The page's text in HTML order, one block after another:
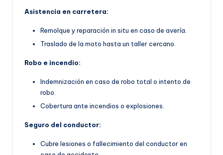
Asistencia en carretera:
Remolque y reparación in situ en caso de avería.
Traslado de la moto hasta un taller cercano.
Robo e incendio:
Indemnización en caso de robo total o intento de
robo.
Cobertura ante incendios o explosiones.
Seguro del conductor:
Cubre lesiones o fallecimiento del conductor en